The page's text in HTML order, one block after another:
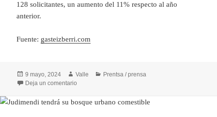
128 solicitantes, un aumento del 11% respecto al año
anterior.
Fuente: gasteizberri.com
Publicado
el
9 mayo, 2024 Autor
Valle Categorías
Prentsa / prensa
Deja un comentario